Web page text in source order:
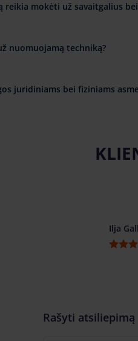
mokėti už savaitgalius
nuomuojamą techniką?
juridiniams bei fiziniams
Ilja
Rašyti atsiliepimą